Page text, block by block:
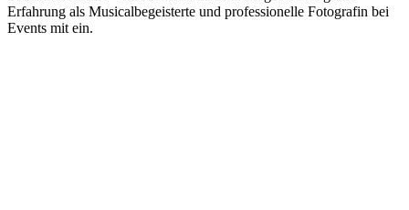
Erfahrung als Musicalbegeisterte und professionelle Fotografin bei
Events mit ein.